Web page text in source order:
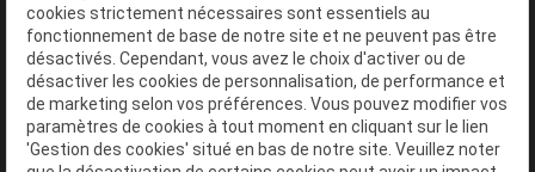
Contact
Nos services
Studio 1
Studio 2
cookies strictement nécessaires sont essentiels au
fonctionnement de base de notre site et ne peuvent pas être
désactivés. Cependant, vous avez le choix d'activer ou de
désactiver les cookies de personnalisation, de performance et
de marketing selon vos préférences. Vous pouvez modifier vos
paramètres de cookies à tout moment en cliquant sur le lien
'Gestion des cookies' situé en bas de notre site. Veuillez noter